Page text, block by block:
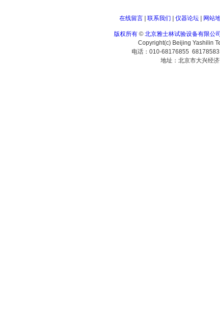
在线留言| 联系我们 仪器论坛| 网站
版权所有 © 北京雅士林试验设备有限公
Copyright(c) Beijing Yashilin
电话：010-68176855
地址：北京市大兴经